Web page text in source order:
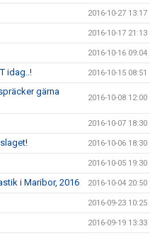
2016-10-27 13:17
2016-10-17 21:13
2016-10-16 09:04
idag..! 2016-10-15 08:51
gärna
2016-10-08 12:00
2016-10-07 18:30
2016-10-06 18:30
2016-10-05 19:30
i Maribor, 2016 2016-10-04 20:50
2016-09-23 10:25
2016-09-19 13:33